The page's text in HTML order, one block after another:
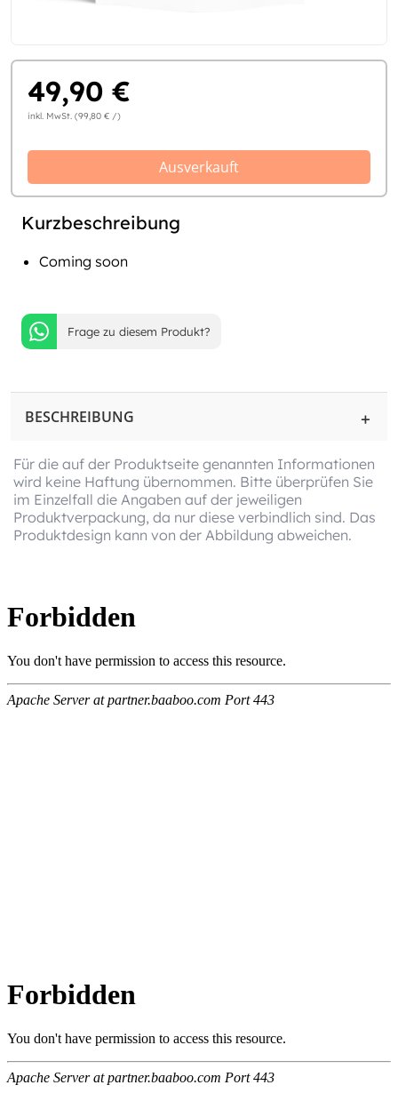
Kurzbeschreibung
Coming soon
Frage zu diesem Produkt?
49,90 €
inkl. MwSt. (99,80 € /)
Ausverkauft
BESCHREIBUNG
Für die auf der Produktseite genannten Informationen
wird keine Haftung übernommen. Bitte überprüfen Sie
im Einzelfall die Angaben auf der jeweiligen
Produktverpackung, da nur diese verbindlich sind. Das
Produktdesign kann von der Abbildung abweichen.